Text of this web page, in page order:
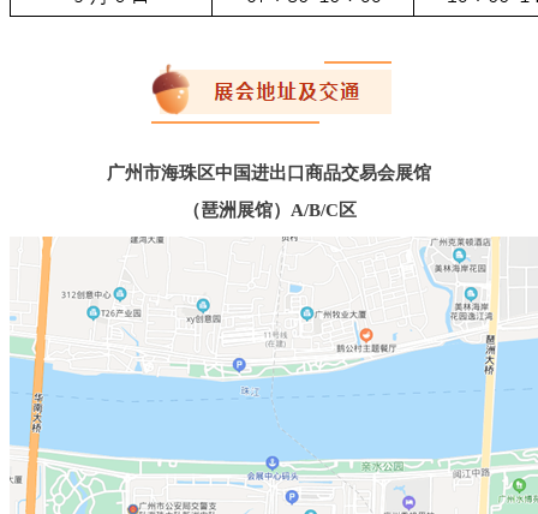
广州市海珠区中国进出口商品交易会展馆
（琶洲展馆）A/B/C区